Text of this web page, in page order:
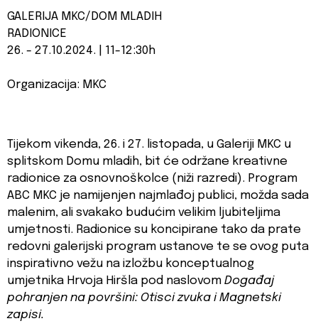
GALERIJA MKC/DOM MLADIH
RADIONICE
26. - 27.10.2024. | 11-12:30h
Organizacija: MKC
Tijekom vikenda, 26. i 27. listopada, u Galeriji MKC u
splitskom Domu mladih, bit će održane kreativne
radionice za osnovnoškolce (niži razredi). Program
ABC MKC je namijenjen najmlađoj publici, možda sada
malenim, ali svakako budućim velikim ljubiteljima
umjetnosti. Radionice su koncipirane tako da prate
redovni galerijski program ustanove te se ovog puta
inspirativno vežu na izložbu konceptualnog
umjetnika Hrvoja Hiršla pod naslovom Događaj
pohranjen na površini: Otisci zvuka i Magnetski
zapisi.